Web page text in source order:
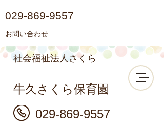
牛久さくら保育園
029-869-9557
社会福祉法人さくら
029-869-9557
お問い合わせ